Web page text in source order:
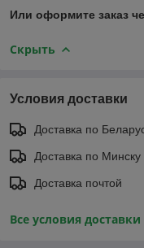
Или оформите заказ
Скрыть
Условия доставки
Доставка по
Доставка по
Доставка почтой
Все условия доставки